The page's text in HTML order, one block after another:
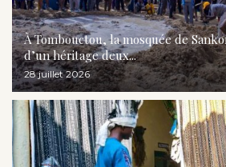
À Tombouctou, la mosquée de
d’un héritage deux...
28 juillet 2026